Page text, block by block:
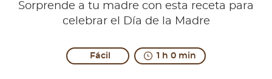
Sorprende a tu madre con esta receta para
celebrar el Día de la Madre
Fácil 1 h 0 min